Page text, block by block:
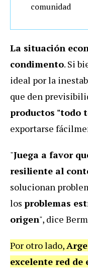
comunidad
La situación
condimento. Si
ideal por la
que den
productos "todo
exportarse
"Juega a favor
resiliente al
solucionan
los problemas
origen", dice
Por otro lado,
excelente red de